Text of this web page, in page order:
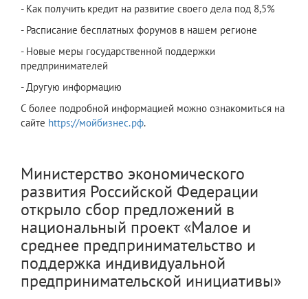
- Как получить кредит на развитие своего дела под 8,5%
- Расписание бесплатных форумов в нашем регионе
- Новые меры государственной поддержки
предпринимателей
- Другую информацию
С более подробной информацией можно ознакомиться на
сайте https://мойбизнес.рф.
Министерство экономического
развития Российской Федерации
открыло сбор предложений в
национальный проект «Малое и
среднее предпринимательство и
поддержка индивидуальной
предпринимательской инициативы»